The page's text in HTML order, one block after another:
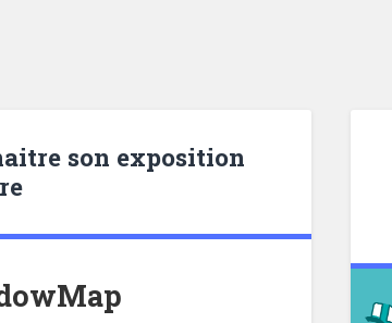
son exposition